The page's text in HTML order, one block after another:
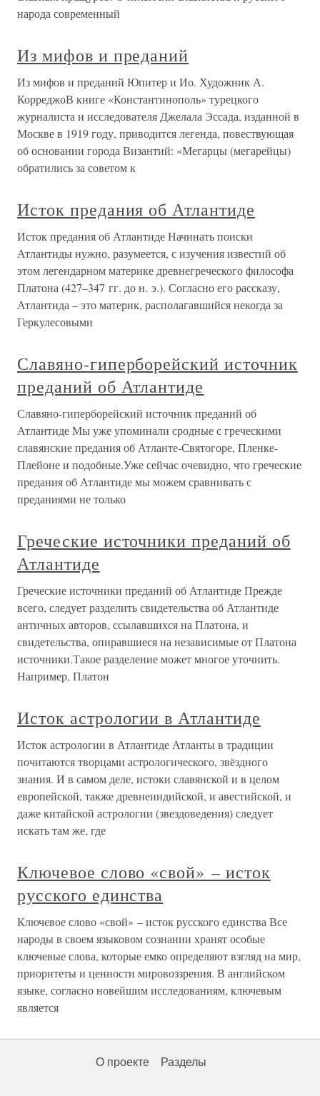
народа современный
Из мифов и преданий
Из мифов и преданий Юпитер и Ио. Художник А.
КорреджоВ книге «Константинополь» турецкого
журналиста и исследователя Джелала Эссада, изданной в
Москве в 1919 году, приводится легенда, повествующая
об основании города Византий: «Мегарцы (мегарейцы)
обратились за советом к
Исток предания об Атлантиде
Исток предания об Атлантиде Начинать поиски
Атлантиды нужно, разумеется, с изучения известий об
этом легендарном материке древнегреческого философа
Платона (427–347 гг. до н. э.). Согласно его рассказу,
Атлантида – это материк, располагавшийся некогда за
Геркулесовыми
Славяно-гиперборейский источник
преданий об Атлантиде
Славяно-гиперборейский источник преданий об
Атлантиде Мы уже упоминали сродные с греческими
славянские предания об Атланте-Святогоре, Пленке-
Плейоне и подобные.Уже сейчас очевидно, что греческие
предания об Атлантиде мы можем сравнивать с
преданиями не только
Греческие источники преданий об
Атлантиде
Греческие источники преданий об Атлантиде Прежде
всего, следует разделить свидетельства об Атлантиде
античных авторов, ссылавшихся на Платона, и
свидетельства, опиравшиеся на независимые от Платона
источники.Такое разделение может многое уточнить.
Например, Платон
Исток астрологии в Атлантиде
Исток астрологии в Атлантиде Атланты в традиции
почитаются творцами астрологического, звёздного
знания. И в самом деле, истоки славянской и в целом
европейской, также древнеиндийской, и авестийской, и
даже китайской астрологии (звездоведения) следует
искать там же, где
Ключевое слово «свой» – исток
русского единства
Ключевое слово «свой» – исток русского единства Все
народы в своем языковом сознании хранят особые
ключевые слова, которые емко определяют взгляд на мир,
приоритеты и ценности мировоззрения. В английском
языке, согласно новейшим исследованиям, ключевым
является
О проекте Разделы